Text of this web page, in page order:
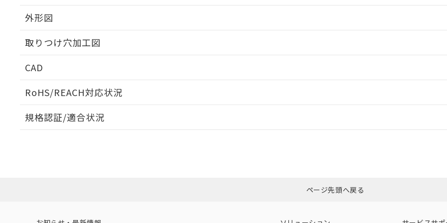
外形図
取りつけ穴加工図
CAD
RoHS/REACH対応状況
EU RoHS 注意事項・凡例
ダウンロードはこちら
規格認証/適合状況
ページ先頭へ戻る